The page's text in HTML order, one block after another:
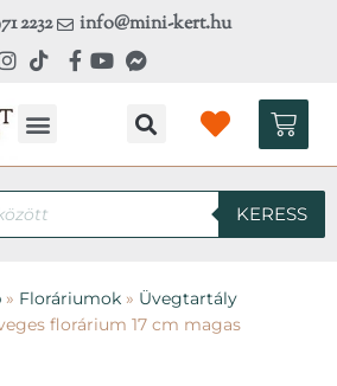
2232 info@mini-kert.hu
KERESS
» Floráriumok » Üvegtartály
florárium 17 cm magas